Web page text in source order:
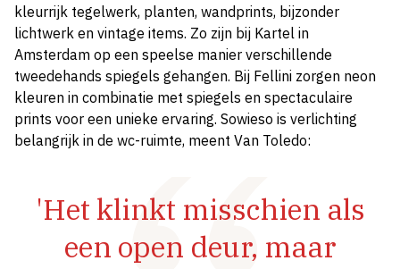
kleurrijk tegelwerk, planten, wandprints, bijzonder
lichtwerk en vintage items. Zo zijn bij Kartel in
Amsterdam op een speelse manier verschillende
tweedehands spiegels gehangen. Bij Fellini zorgen neon
kleuren in combinatie met spiegels en spectaculaire
prints voor een unieke ervaring. Sowieso is verlichting
belangrijk in de wc-ruimte, meent Van Toledo:
'Het klinkt misschien als
een open deur, maar